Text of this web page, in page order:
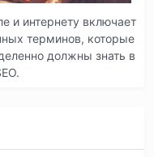
и интернету включает
терминов, которые
должны знать в